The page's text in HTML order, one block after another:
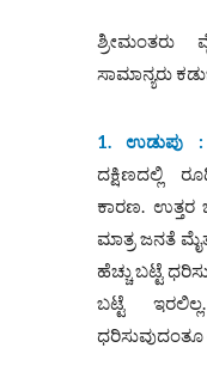
ಶ್ರೀಮಂತರು
ಸಾಮಾನ್ಯರು
1. ಉಡುಪು :
ದಕ್ಷಿಣದಲ್ಲಿ
ಕಾರಣ. ಉತ್ತರ
ಮಾತ್ರ ಜನತೆ
ಹೆಚ್ಚು ಬಟ್ಟೆ
ಬಟ್ಟೆ
ಧರಿಸುವುದಂತೂ